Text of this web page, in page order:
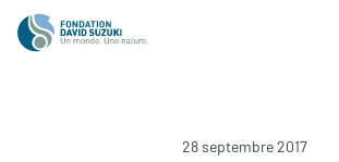
28 septembre 2017